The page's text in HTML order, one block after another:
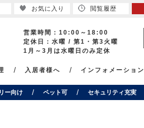
営業時間：10:00～18:00
定休日：水曜 / 第1・第3火曜
1月～3月は水曜日のみ定休
入居者様へ インフォメーション
ー向け ペット可 セキュリティ充実
お気に入り 閲覧履歴